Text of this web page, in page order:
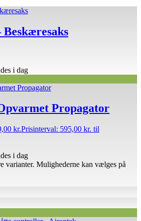
Beskæresaks
i dag
Propagator
kr.Prisinterval: 595,00 kr. til
i dag
varianter. Mulighederne kan vælges på